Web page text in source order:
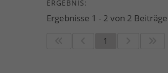
ERGEBNIS:
Ergebnisse 1 - 2 von 2
1